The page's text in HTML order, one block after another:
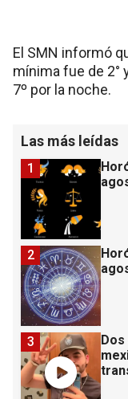
El SMN informó
mínima fue de 2°
7º por la noche.
Las más leídas
1
2
3